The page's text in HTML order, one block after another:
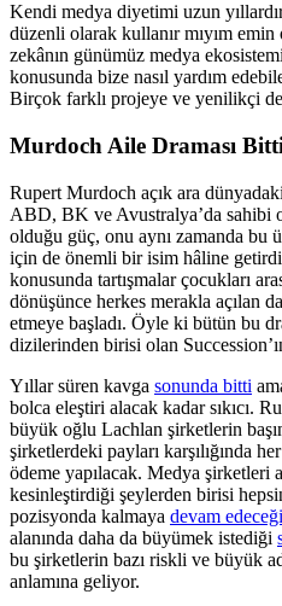
Kendi medya diyetimi uzun
düzenli olarak kullanır mıyım
zekânın günümüz medya
konusunda bize nasıl yardım
Birçok farklı projeye ve yenilikçi
Murdoch Aile Draması Bitti
Rupert Murdoch açık ara
ABD, BK ve Avustralya’da sahibi
olduğu güç, onu aynı zamanda bu
için de önemli bir isim hâline
konusunda tartışmalar çocukları
dönüşünce herkes merakla açılan
etmeye başladı. Öyle ki bütün bu
dizilerinden birisi olan
Yıllar süren kavga sonunda bitti
bolca eleştiri alacak kadar sıkıcı.
büyük oğlu Lachlan şirketlerin
şirketlerdeki payları karşılığında
ödeme yapılacak. Medya şirketleri
kesinleştirdiği şeylerden birisi
pozisyonda kalmaya devam edeceği
alanında daha da büyümek istediği
bu şirketlerin bazı riskli ve büyük
anlamına geliyor.